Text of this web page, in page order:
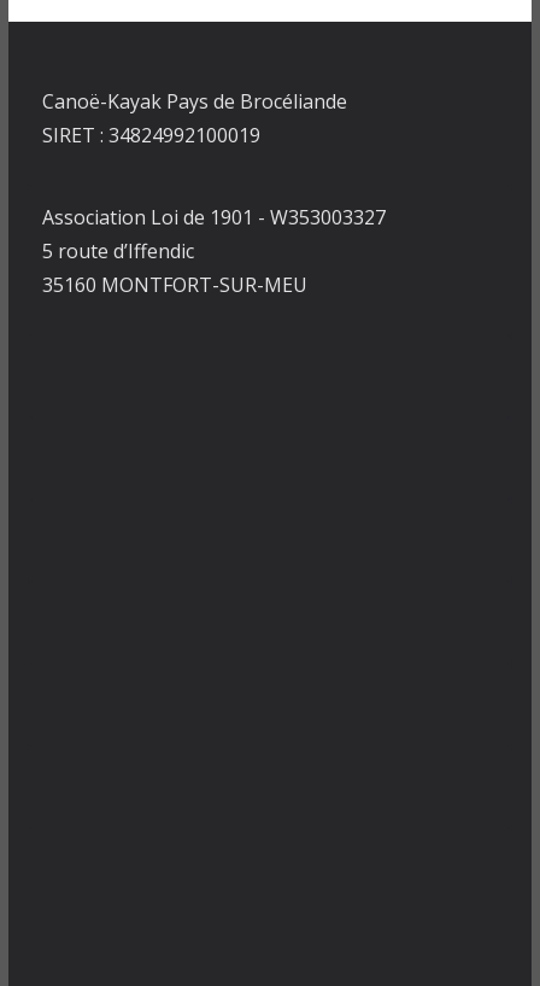
Canoë-Kayak Pays de Brocéliande
SIRET : 34824992100019
Association Loi de 1901 - W353003327
5 route d’Iffendic
35160 MONTFORT-SUR-MEU